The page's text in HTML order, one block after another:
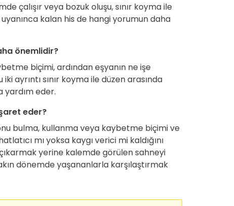
çalışır veya bozuk oluşu, sınır koyma ile
kalan his de hangi yorumun daha
önemlidir?
biçimi, ardından eşyanın ne işe
ayrıntı sınır koyma ile düzen arasında
yardım eder.
eder?
bulma, kullanma veya kaybetme biçimi ve
mı yoksa kaygı verici mi kaldığını
yerine kalemde görülen sahneyi
dönemde yaşananlarla karşılaştırmak